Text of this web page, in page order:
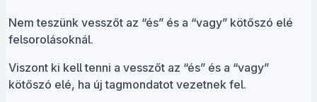
Nem teszünk vesszőt az “és” és a “vagy” kötőszó elé
felsorolásoknál.
Viszont ki kell tenni a vesszőt az “és” és a “vagy”
kötőszó elé, ha új tagmondatot vezetnek fel.